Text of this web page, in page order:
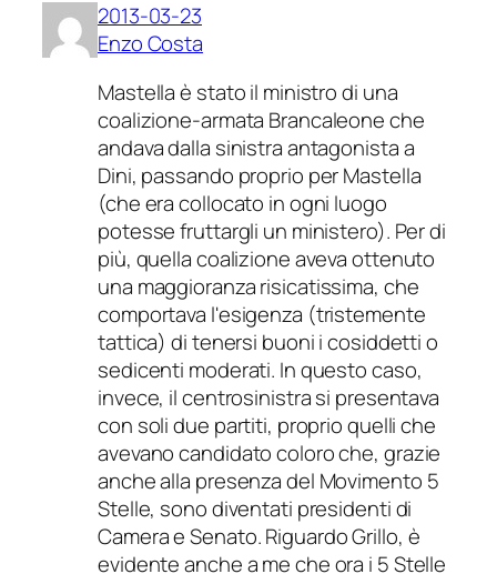
2013-03-23
Enzo Costa
Mastella è stato il ministro di una
coalizione-armata Brancaleone che
andava dalla sinistra antagonista a
Dini, passando proprio per Mastella
(che era collocato in ogni luogo
potesse fruttargli un ministero). Per di
più, quella coalizione aveva ottenuto
una maggioranza risicatissima, che
comportava l'esigenza (tristemente
tattica) di tenersi buoni i cosiddetti o
sedicenti moderati. In questo caso,
invece, il centrosinistra si presentava
con soli due partiti, proprio quelli che
avevano candidato coloro che, grazie
anche alla presenza del Movimento 5
Stelle, sono diventati presidenti di
Camera e Senato. Riguardo Grillo, è
evidente anche a me che ora i 5 Stelle